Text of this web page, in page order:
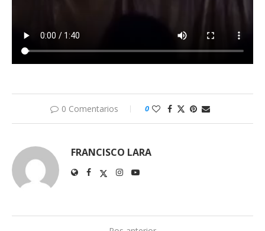
0 Comentarios 0
FRANCISCO LARA